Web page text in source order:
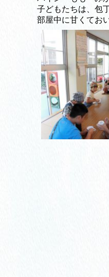
子どもたちは、包
部屋中に甘くてお